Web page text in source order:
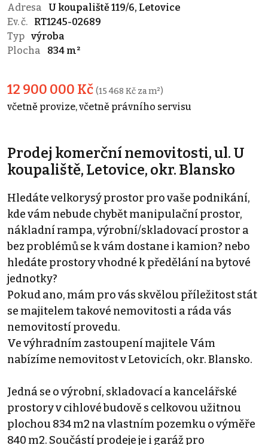
Adresa
U koupaliště 119/6, Letovice
Ev. č.
RT1245-02689
Typ výroba
Plocha
834 m²
12 900 000 Kč (15 468 Kč za m²)
včetně provize, včetně právního servisu
Prodej komerční nemovitosti, ul. U
koupaliště, Letovice, okr. Blansko
Hledáte velkorysý prostor pro vaše podnikání,
kde vám nebude chybět manipulační prostor,
nákladní rampa, výrobní/skladovací prostor a
bez problémů se k vám dostane i kamion? nebo
hledáte prostory vhodné k předělání na bytové
jednotky?
Pokud ano, mám pro vás skvělou příležitost stát
se majitelem takové nemovitosti a ráda vás
nemovitostí provedu.
Ve výhradním zastoupení majitele Vám
nabízíme nemovitost v Letovicích, okr. Blansko.
Jedná se o výrobní, skladovací a kancelářské
prostory v cihlové budově s celkovou užitnou
plochou 834 m2 na vlastním pozemku o výměře
840 m2. Součástí prodeje je i garáž pro